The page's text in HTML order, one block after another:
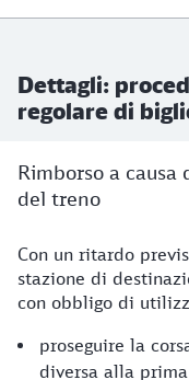
Dettagli:
regolare di
Rimborso a causa
del treno
Con un ritardo
stazione di
con obbligo di
proseguire la
diversa alla